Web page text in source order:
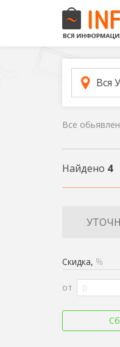
Вся
Все
Найдено 4
Скидка, %
от